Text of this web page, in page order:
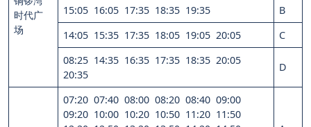
时代广
场
15:05 16:05 17:35 18:35 19:35
B
14:05 15:35 17:35 18:05 19:05 20:05
C
08:25 14:35 16:35 17:35 18:35 20:05
20:35
D
07:20 07:40 08:00 08:20 08:40 09:00
09:20 10:00 10:20 10:50 11:20 11:50